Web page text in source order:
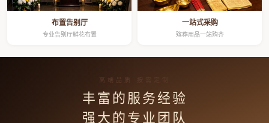
布置告别厅
专业告别厅鲜花布置
一站式采购
殡葬用品一站购齐
高端品质 按需定制
丰富的服务经验
强大的专业团队